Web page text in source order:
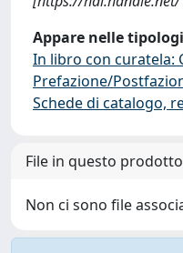
Appare nelle
In libro con curatela:
Prefazione/
Schede di catalogo,
File in questo
Non ci sono file